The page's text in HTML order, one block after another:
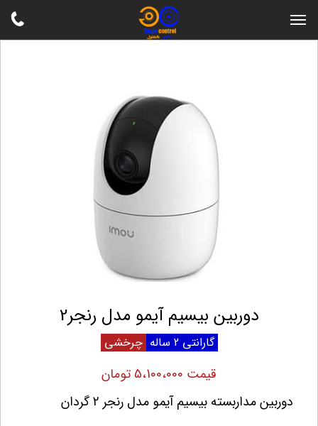
دوربین بیسیم آیمو مدل رنجر2
گارانتی 2 ساله چرخشی
قیمت 5،100،000 تومان
دوربین مداربسته بیسیم آیمو مدل رنجر 2 گردان